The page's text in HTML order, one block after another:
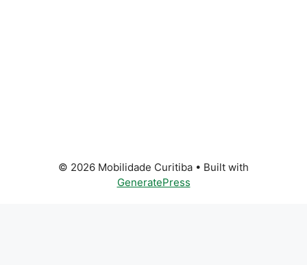
© 2026 Mobilidade Curitiba • Built with
GeneratePress